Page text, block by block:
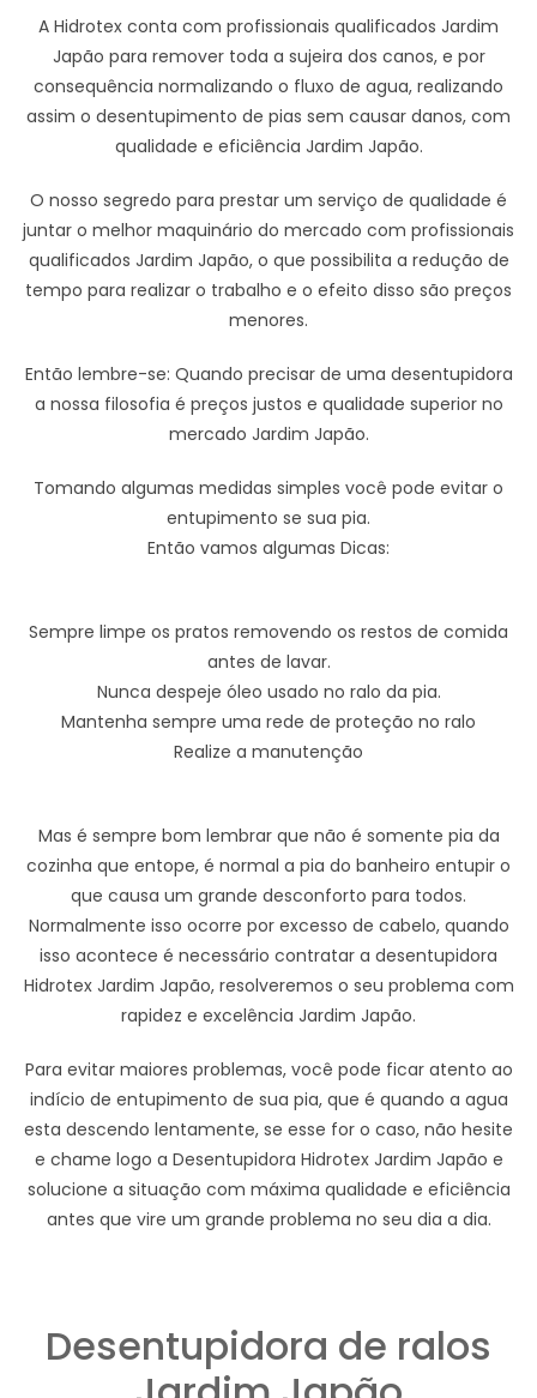
A Hidrotex conta com profissionais qualificados Jardim
Japão para remover toda a sujeira dos canos, e por
consequência normalizando o fluxo de agua, realizando
assim o desentupimento de pias sem causar danos, com
qualidade e eficiência Jardim Japão.
O nosso segredo para prestar um serviço de qualidade é
juntar o melhor maquinário do mercado com profissionais
qualificados Jardim Japão, o que possibilita a redução de
tempo para realizar o trabalho e o efeito disso são preços
menores.
Então lembre-se: Quando precisar de uma desentupidora
a nossa filosofia é preços justos e qualidade superior no
mercado Jardim Japão.
Tomando algumas medidas simples você pode evitar o
entupimento se sua pia.
Então vamos algumas Dicas:
Sempre limpe os pratos removendo os restos de comida
antes de lavar.
Nunca despeje óleo usado no ralo da pia.
Mantenha sempre uma rede de proteção no ralo
Realize a manutenção
Mas é sempre bom lembrar que não é somente pia da
cozinha que entope, é normal a pia do banheiro entupir o
que causa um grande desconforto para todos.
Normalmente isso ocorre por excesso de cabelo, quando
isso acontece é necessário contratar a desentupidora
Hidrotex Jardim Japão, resolveremos o seu problema com
rapidez e excelência Jardim Japão.
Para evitar maiores problemas, você pode ficar atento ao
indício de entupimento de sua pia, que é quando a agua
esta descendo lentamente, se esse for o caso, não hesite
e chame logo a Desentupidora Hidrotex Jardim Japão e
solucione a situação com máxima qualidade e eficiência
antes que vire um grande problema no seu dia a dia.
Desentupidora de ralos